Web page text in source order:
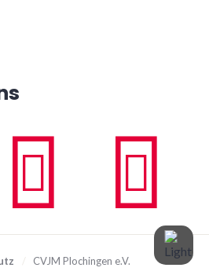
/ CVJM Plochingen e.V.